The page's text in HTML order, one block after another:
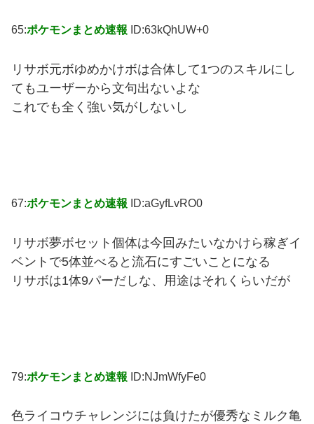
65:ポケモンまとめ速報 ID:63kQhUW+0
リサボ元ボゆめかけボは合体して1つのスキルにし
てもユーザーから文句出ないよな
これでも全く強い気がしないし
67:ポケモンまとめ速報 ID:aGyfLvRO0
リサボ夢ボセット個体は今回みたいなかけら稼ぎイ
ベントで5体並べると流石にすごいことになる
リサボは1体9パーだしな、用途はそれくらいだが
79:ポケモンまとめ速報 ID:NJmWfyFe0
色ライコウチャレンジには負けたが優秀なミルク亀